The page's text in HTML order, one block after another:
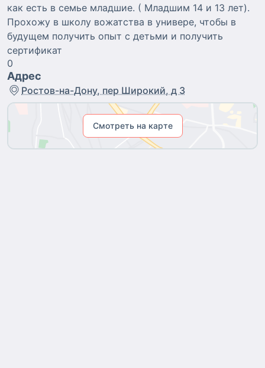
как есть в семье младшие. ( Младшим 14 и 13 лет).
Прохожу в школу вожатства в универе, чтобы в
будущем получить опыт с детьми и получить
сертификат
0
Адрес
Ростов-на-Дону, пер Широкий, д 3
Смотреть на карте